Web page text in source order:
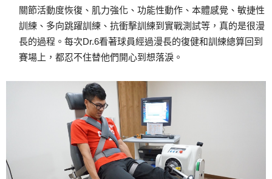
關節活動度恢復、肌力強化、功能性動作、本體感覺、敏捷性
訓練、多向跳躍訓練、抗衝擊訓練到實戰測試等，真的是很漫
長的過程。每次Dr.6看著球員經過漫長的復健和訓練總算回到
賽場上，都忍不住替他們開心到想落淚。